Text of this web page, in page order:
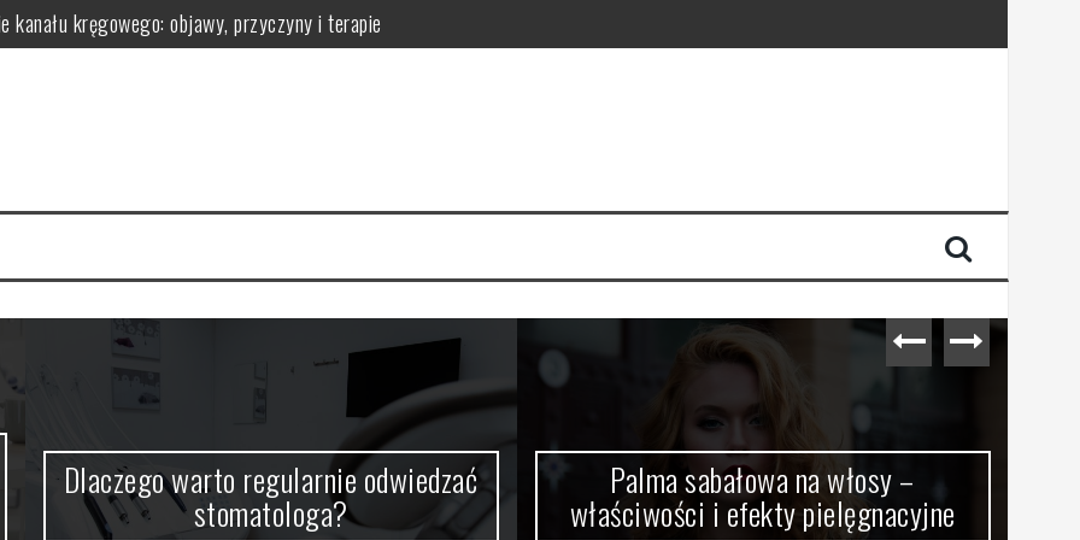
kanału kręgowego: objawy, przyczyny i terapie
pielęgnacyjne
działanie na skórę
regeneracji organizmu
i przechowywanie do wygodnej aranżacji
Dlaczego warto regularnie odwiedzać
stomatologa?
Palma sabałowa na włosy –
właściwości i efekty pielęgnacyjne